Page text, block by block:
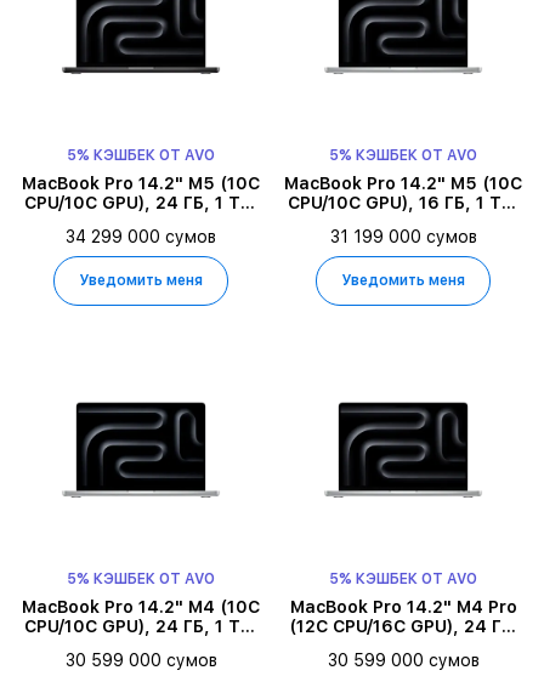
5% КЭШБЕК ОТ AVO
MacBook Pro 14.2" M5 (10C
CPU/10C GPU), 24 ГБ, 1 ТБ,
34 299 000 сумов
Уведомить меня
5% КЭШБЕК ОТ AVO
MacBook Pro 14.2" M5 (10C
CPU/10C GPU), 16 ГБ, 1 ТБ,
31 199 000 сумов
Уведомить меня
5% КЭШБЕК ОТ AVO
MacBook Pro 14.2" M4 (10C
CPU/10C GPU), 24 ГБ, 1 ТБ,
30 599 000 сумов
5% КЭШБЕК ОТ AVO
MacBook Pro 14.2" M4 Pro
(12C CPU/16C GPU), 24 ГБ,
30 599 000 сумов